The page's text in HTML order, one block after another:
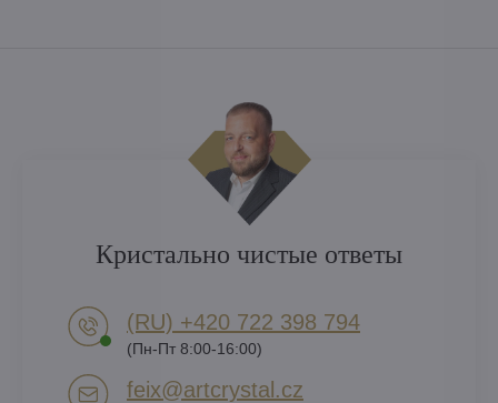
Кристально чистые ответы
(RU) +420 722 398 794​
(Пн-Пт 8:00-16:00)
feix​@artcrystal​.cz